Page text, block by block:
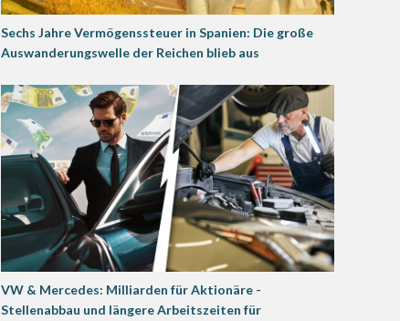
Sechs Jahre Vermögenssteuer in Spanien: Die große
Auswanderungswelle der Reichen blieb aus
VW & Mercedes: Milliarden für Aktionäre -
Stellenabbau und längere Arbeitszeiten für